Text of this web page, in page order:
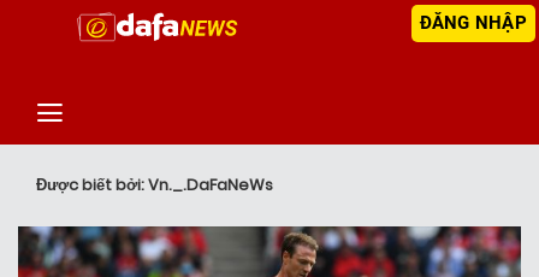
ĐĂNG NHẬP
Được biết bởi: Vn._.DaFaNeWs